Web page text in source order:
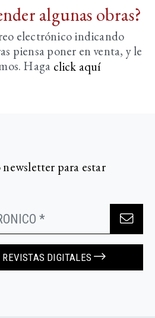
algunas obras?
electrónico indicando
piensa poner en venta, y le
Haga click aquí­
para estar
DIGITALES